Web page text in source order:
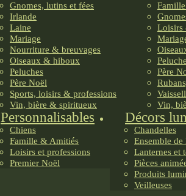
Gnomes, lutins et fées
Irlande
Laine
Mariage
Nourriture & breuvages
Oiseaux & hiboux
Peluches
Père Noël
Sports, loisirs & professions
Vin, bière & spiritueux
Loisirs
Père
Vin,
Personnalisables
Chiens
Famille & Amitiés
Loisirs et professions
Premier Noël
Décors
Chandelles
Ensemble de
Lanternes et
Pièces
Produits
Veilleuses